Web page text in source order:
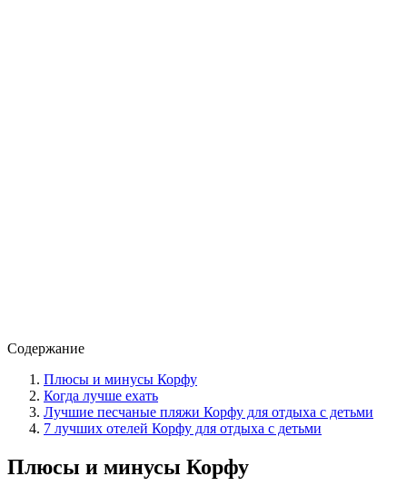
Содержание
Плюсы и минусы Корфу
Когда лучше ехать
Лучшие песчаные пляжи Корфу для отдыха с детьми
7 лучших отелей Корфу для отдыха с детьми
Плюсы и минусы Корфу